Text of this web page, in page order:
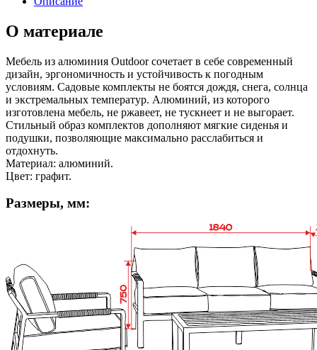
О материале
Мебель из алюминия Outdoor сочетает в себе современный
дизайн, эргономичность и устойчивость к погодным
условиям. Садовые комплекты не боятся дождя, снега, солнца
и экстремальных температур. Алюминий, из которого
изготовлена мебель, не ржавеет, не тускнеет и не выгорает.
Стильный образ комплектов дополняют мягкие сиденья и
подушки, позволяющие максимально расслабиться и
отдохнуть.
Материал: алюминий.
Цвет: графит.
Размеры, мм: